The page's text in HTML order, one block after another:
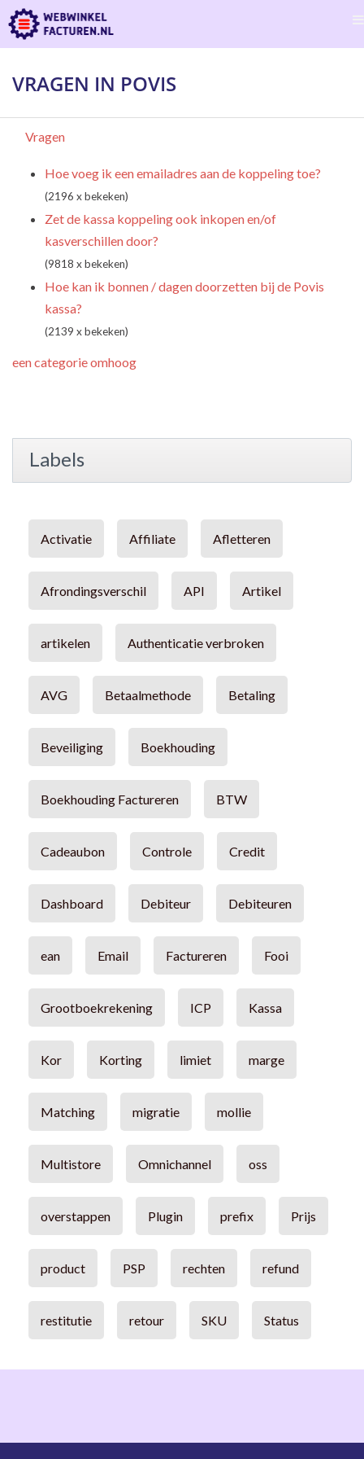
VRAGEN IN POVIS
Vragen
Hoe voeg ik een emailadres aan de koppeling toe?
(2196 x bekeken)
Zet de kassa koppeling ook inkopen en/of
kasverschillen door?
(9818 x bekeken)
Hoe kan ik bonnen / dagen doorzetten bij de Povis
kassa?
(2139 x bekeken)
een categorie omhoog
Labels
Activatie Affiliate Afletteren
Afrondingsverschil API Artikel
artikelen Authenticatie verbroken
AVG Betaalmethode Betaling
Beveiliging Boekhouding
Boekhouding Factureren BTW
Cadeaubon Controle Credit
Dashboard Debiteur Debiteuren
ean Email Factureren Fooi
Grootboekrekening ICP Kassa
Kor Korting limiet marge
Matching migratie mollie
Multistore Omnichannel oss
overstappen Plugin prefix Prijs
product PSP rechten refund
restitutie retour SKU Status